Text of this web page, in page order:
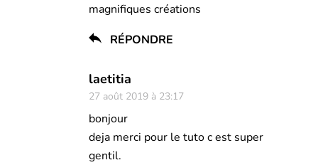
magnifiques créations
RÉPONDRE
laetitia
27 août 2019 à 23:17
bonjour
deja merci pour le tuto c est super
gentil.